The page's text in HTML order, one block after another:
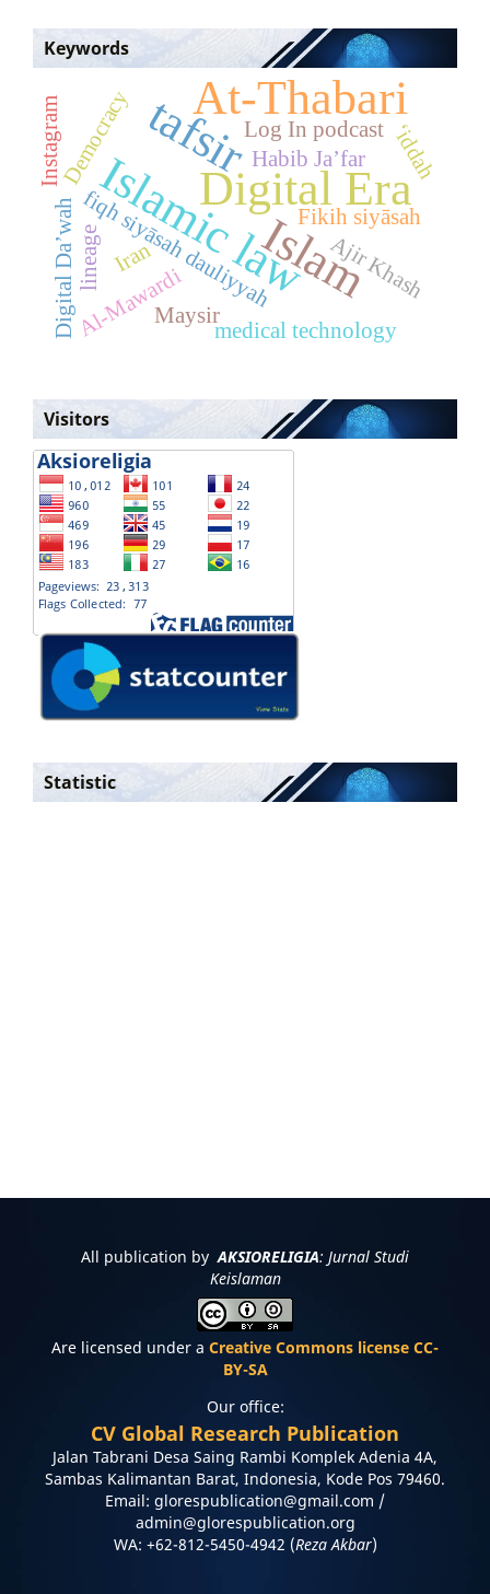
Keywords
Islamic law
Digital Era
Islam
tafsir
At-Thabari
fiqh siyāsah dauliyyah
Iran
Al-Mawardi
Democracy
Fikih siyāsah
Digital Da’wah
Habib Ja’far
Log In podcast
Ajir Khash
Maysir
‘iddah
medical technology
lineage
Instagram
Visitors
Statistic
All publication by AKSIORELIGIA: Jurnal Studi
Keislaman
Are licensed under a Creative Commons license CC-
BY-SA
Our office:
CV Global Research Publication
Jalan Tabrani Desa Saing Rambi Komplek Adenia 4A,
Sambas Kalimantan Barat, Indonesia, Kode Pos 79460.
Email: glorespublication@gmail.com /
admin@glorespublication.org
WA: +62-812-5450-4942 (Reza Akbar)